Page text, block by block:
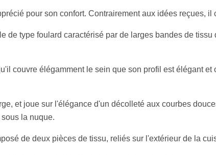
pour son confort. Contrairement aux idées reçues,
de type foulard caractérisé par de larges bandes de
couvre élégamment le sein que son profil est élégant
et joue sur l'élégance d'un décolleté aux courbes
la nuque.
de deux pièces de tissu, reliés sur l'extérieur de la